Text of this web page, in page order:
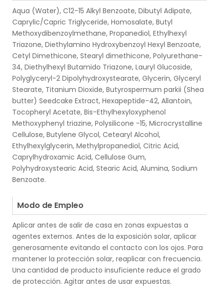
Aqua (Water), C12-15 Alkyl Benzoate, Dibutyl Adipate,
Caprylic/Capric Triglyceride, Homosalate, Butyl
Methoxydibenzoylmethane, Propanediol, Ethylhexyl
Triazone, Diethylamino Hydroxybenzoyl Hexyl Benzoate,
Cetyl Dimethicone, Stearyl dimethicone, Polyurethane-
34, Diethylhexyl Butamido Triazone, Lauryl Glucoside,
Polyglyceryl-2 Dipolyhydroxystearate, Glycerin, Glyceryl
Stearate, Titanium Dioxide, Butyrospermum parkii (Shea
butter) Seedcake Extract, Hexapeptide-42, Allantoin,
Tocopheryl Acetate, Bis-Ethylhexyloxyphenol
Methoxyphenyl triazine, Polysilicone -15, Microcrystalline
Cellulose, Butylene Glycol, Cetearyl Alcohol,
Ethylhexylglycerin, Methylpropanediol, Citric Acid,
Caprylhydroxamic Acid, Cellulose Gum,
Polyhydroxystearic Acid, Stearic Acid, Alumina, Sodium
Benzoate.
Modo de Empleo
Aplicar antes de salir de casa en zonas expuestas a
agentes externos. Antes de la exposición solar, aplicar
generosamente evitando el contacto con los ojos. Para
mantener la protección solar, reaplicar con frecuencia.
Una cantidad de producto insuficiente reduce el grado
de protección. Agitar antes de usar expuestas.